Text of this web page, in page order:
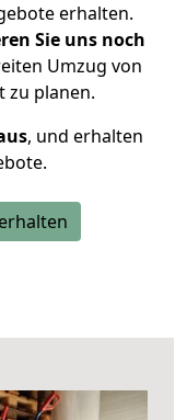
erhalten.
Sie uns noch
Umzug von
zu planen.
, und erhalten